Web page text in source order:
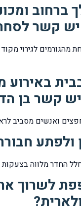
ברחוב
קשר
באירוע
קשר בן
ואנשים מסביב
ולפתע
החדר מלווה
לשרוך